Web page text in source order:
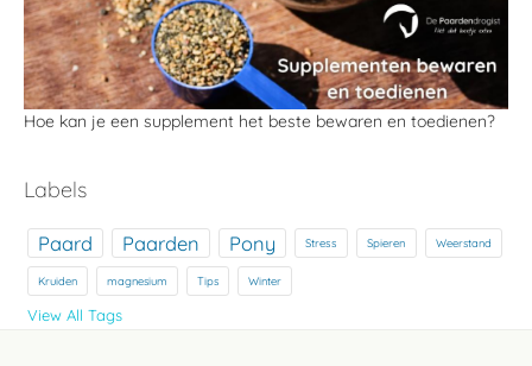
Hoe kan je een supplement het beste bewaren en toedienen?
Labels
Paard Paarden Pony Stress Spieren Weerstand
Kruiden magnesium Tips Winter
View All Tags